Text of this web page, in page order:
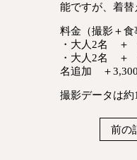
能ですが、着替
料金（撮影＋食
・大人2名 ＋
・大人2名 ＋
名追加 ＋
撮影データは約
前の